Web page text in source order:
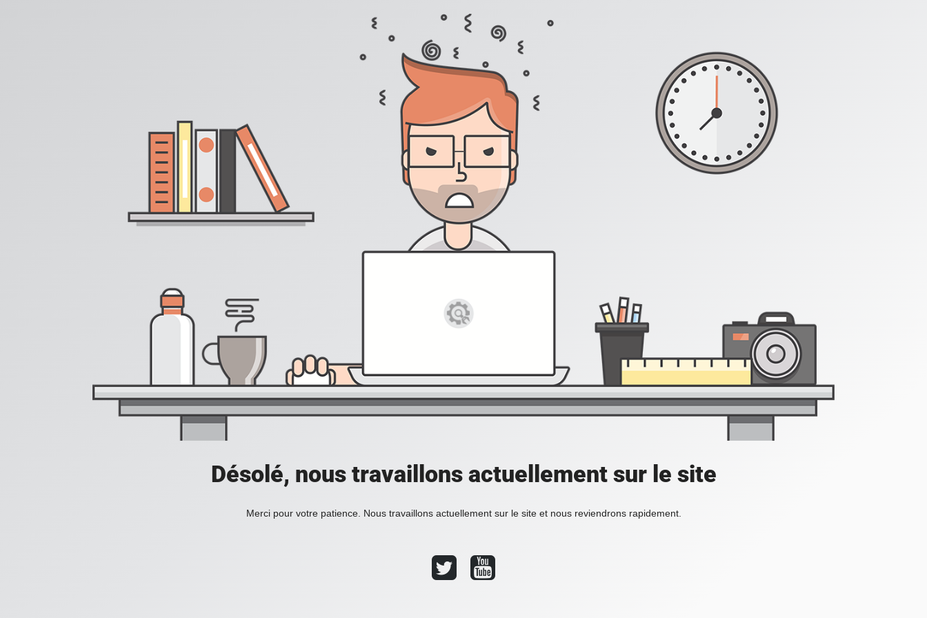
Désolé, nous travaillons actuellement sur le site
Merci pour votre patience. Nous travaillons actuellement sur le site et nous reviendrons rapidement.